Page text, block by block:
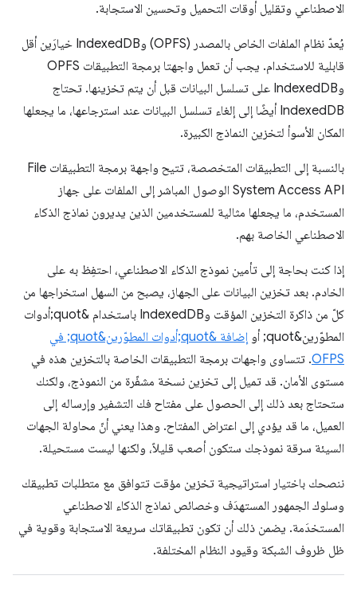
الاصطناعي وتقليل أوقات التحميل وتحسين الاستجابة.
يُعدّ نظام الملفات الخاص بالمصدر (OPFS) وIndexedDB خيارَين أقل
قابلية للاستخدام. يجب أن تعمل واجهتا برمجة التطبيقات OPFS
وIndexedDB على تسلسل البيانات قبل أن يتم تخزينها. تحتاج
IndexedDB أيضًا إلى إلغاء تسلسل البيانات عند استرجاعها، ما يجعلها
المكان الأسوأ لتخزين النماذج الكبيرة.
بالنسبة إلى التطبيقات المتخصصة، تتيح واجهة برمجة التطبيقات File
System Access API الوصول المباشر إلى الملفات على جهاز
المستخدم، ما يجعلها مثالية للمستخدمين الذين يديرون نماذج الذكاء
الاصطناعي الخاصة بهم.
إذا كنت بحاجة إلى تأمين نموذج الذكاء الاصطناعي، احتفِظ به على
الخادم. بعد تخزين البيانات على الجهاز، يصبح من السهل استخراجها من
كلّ من ذاكرة التخزين المؤقت وIndexedDB باستخدام &quot;أدوات
المطوّرين&quot; أو
إضافة &quot;أدوات المطوّرين&quot; في
OFPS. تتساوى واجهات برمجة التطبيقات الخاصة بالتخزين هذه في
مستوى الأمان. قد تميل إلى تخزين نسخة مشفّرة من النموذج، ولكنك
ستحتاج بعد ذلك إلى الحصول على مفتاح فك التشفير وإرساله إلى
العميل، ما قد يؤدي إلى اعتراض المفتاح. وهذا يعني أنّ محاولة الجهات
السيئة سرقة نموذجك ستكون أصعب قليلاً، ولكنها ليست مستحيلة.
ننصحك باختيار استراتيجية تخزين مؤقت تتوافق مع متطلبات تطبيقك
وسلوك الجمهور المستهدَف وخصائص نماذج الذكاء الاصطناعي
المستخدَمة. يضمن ذلك أن تكون تطبيقاتك سريعة الاستجابة وقوية في
ظل ظروف الشبكة وقيود النظام المختلفة.